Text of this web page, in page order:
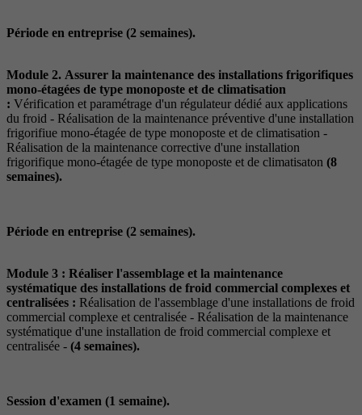
Période en entreprise (2 semaines).
Module 2. Assurer la maintenance des installations frigorifiques
mono-étagées de type monoposte et de climatisation
: Vérification et paramétrage d'un régulateur dédié aux applications
du froid - Réalisation de la maintenance préventive d'une installation
frigorifiue mono-étagée de type monoposte et de climatisation -
Réalisation de la maintenance corrective d'une installation
frigorifique mono-étagée de type monoposte et de climatisaton (8
semaines).
Période en entreprise (2 semaines).
Module 3 : Réaliser l'assemblage et la maintenance
systématique des installations de froid commercial complexes et
centralisées : Réalisation de l'assemblage d'une installations de froid
commercial complexe et centralisée - Réalisation de la maintenance
systématique d'une installation de froid commercial complexe et
centralisée - (4 semaines).
Session d'examen (1 semaine).